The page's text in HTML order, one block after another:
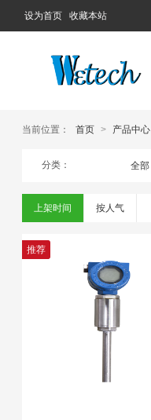
设为首页 收藏本站
当前位置： 首页 > 产品中心
分类： 全部
上架时间 按人气
推荐